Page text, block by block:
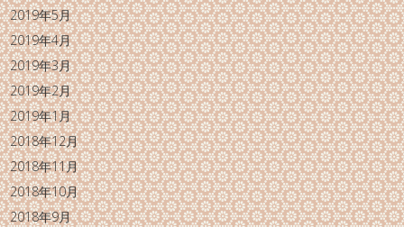
2019年5月
2019年4月
2019年3月
2019年2月
2019年1月
2018年12月
2018年11月
2018年10月
2018年9月